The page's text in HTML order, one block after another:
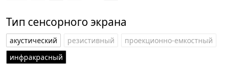
Тип сенсорного экрана
акустический резистивный
проекционно-емкостный
инфракрасный